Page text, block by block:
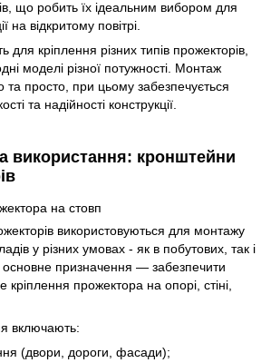
що робить їх ідеальним вибором для
на відкритому повітрі.
для кріплення різних типів прожекторів,
моделі різної потужності. Монтаж
та просто, при цьому забезпечується
та надійності конструкції.
використання: кронштейни
використовуються для монтажу
у різних умовах - як в побутових, так і
основне призначення — забезпечити
кріплення прожектора на опорі, стіні,
включають:
(двори, дороги, фасади);